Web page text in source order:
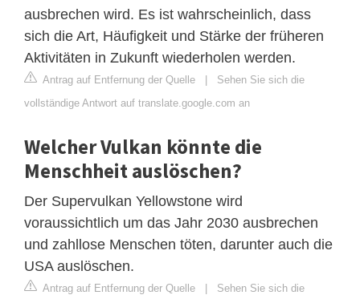
ausbrechen wird. Es ist wahrscheinlich, dass
sich die Art, Häufigkeit und Stärke der früheren
Aktivitäten in Zukunft wiederholen werden.
Antrag auf Entfernung der Quelle | Sehen Sie sich die
vollständige Antwort auf translate.google.com an
Welcher Vulkan könnte die
Menschheit auslöschen?
Der Supervulkan Yellowstone wird
voraussichtlich um das Jahr 2030 ausbrechen
und zahllose Menschen töten, darunter auch die
USA auslöschen.
Antrag auf Entfernung der Quelle | Sehen Sie sich die